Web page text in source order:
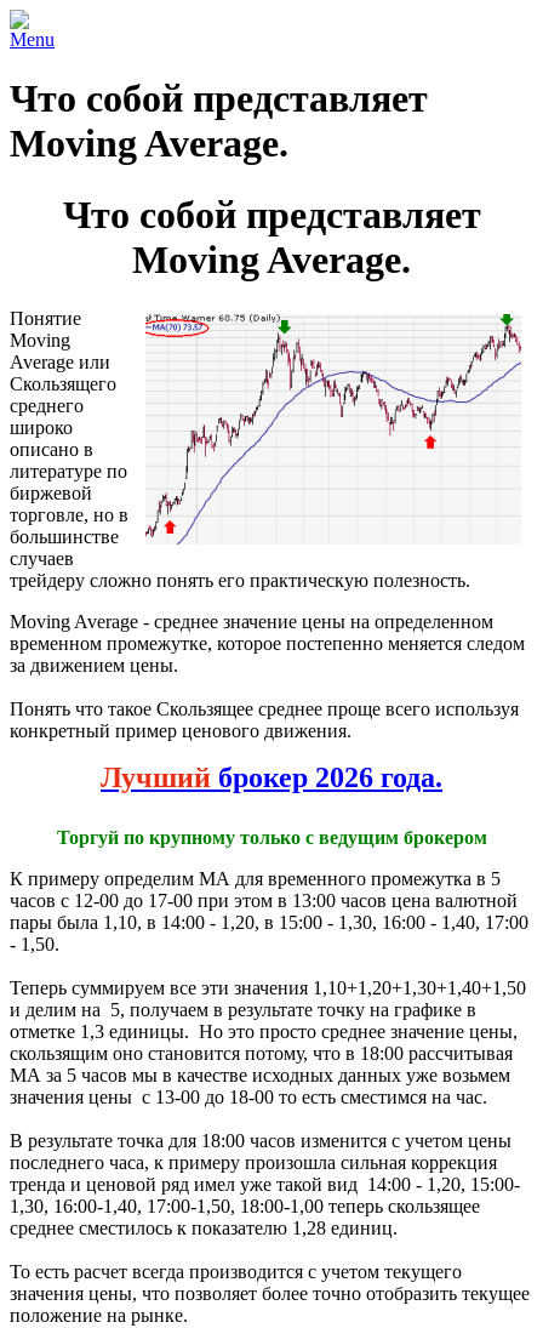
Menu
Что собой представляет
Moving Average.
Что собой представляет
Moving Average.
Понятие
Moving
Average или
Скользящего
среднего
широко
описано в
литературе по
биржевой
торговле, но в
большинстве
случаев
трейдеру сложно понять его практическую полезность.
Moving Average - среднее значение цены на определенном
временном промежутке, которое постепенно меняется следом
за движением цены.
Понять что такое Скользящее среднее проще всего используя
конкретный пример ценового движения.
Лучший брокер 2026 года.
Торгуй по крупному только с ведущим брокером
К примеру определим МА для временного промежутка в 5
часов с 12-00 до 17-00 при этом в 13:00 часов цена валютной
пары была 1,10, в 14:00 - 1,20, в 15:00 - 1,30, 16:00 - 1,40, 17:00
- 1,50.
Теперь суммируем все эти значения 1,10+1,20+1,30+1,40+1,50
и делим на 5, получаем в результате точку на графике в
отметке 1,3 единицы. Но это просто среднее значение цены,
скользящим оно становится потому, что в 18:00 рассчитывая
МА за 5 часов мы в качестве исходных данных уже возьмем
значения цены с 13-00 до 18-00 то есть сместимся на час.
В результате точка для 18:00 часов изменится с учетом цены
последнего часа, к примеру произошла сильная коррекция
тренда и ценовой ряд имел уже такой вид 14:00 - 1,20, 15:00-
1,30, 16:00-1,40, 17:00-1,50, 18:00-1,00 теперь скользящее
среднее сместилось к показателю 1,28 единиц.
То есть расчет всегда производится с учетом текущего
значения цены, что позволяет более точно отобразить текущее
положение на рынке.